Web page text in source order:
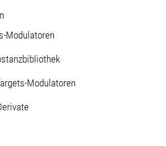
Modulatoren
Modulatoren